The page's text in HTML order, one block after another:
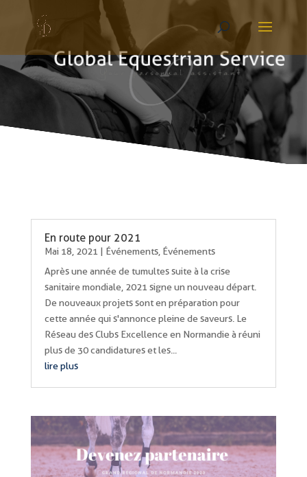
En route pour 2021
Mai 18, 2021 | Événements, Événements
Après une année de tumultes suite à la crise
sanitaire mondiale, 2021 signe un nouveau départ.
De nouveaux projets sont en préparation pour
cette année qui s'annonce pleine de saveurs. Le
Réseau des Clubs Excellence en Normandie à réuni
plus de 30 candidatures et les...
lire plus